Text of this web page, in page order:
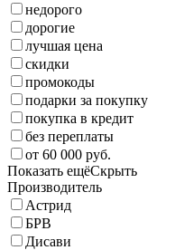
недорого
дорогие
лучшая цена
скидки
промокоды
подарки за покупку
покупка в кредит
без переплаты
от 60 000 руб.
Показать ещёСкрыть
Производитель
Астрид
БРВ
Дисави